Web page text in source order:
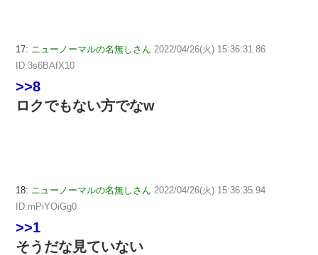
17: ニューノーマルの名無しさん 2022/04/26(火) 15:36:31.86
ID:3s6BAfX10
>>8
ロクでもない方でなw
18: ニューノーマルの名無しさん 2022/04/26(火) 15:36:35.94
ID:mPiYOiGg0
>>1
そうだな見ていない